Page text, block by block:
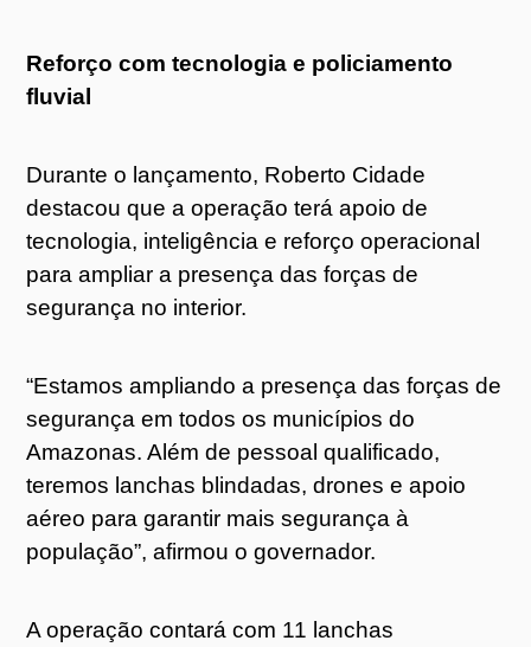
Reforço com tecnologia e policiamento
fluvial
Durante o lançamento, Roberto Cidade
destacou que a operação terá apoio de
tecnologia, inteligência e reforço operacional
para ampliar a presença das forças de
segurança no interior.
“Estamos ampliando a presença das forças de
segurança em todos os municípios do
Amazonas. Além de pessoal qualificado,
teremos lanchas blindadas, drones e apoio
aéreo para garantir mais segurança à
população”, afirmou o governador.
A operação contará com 11 lanchas